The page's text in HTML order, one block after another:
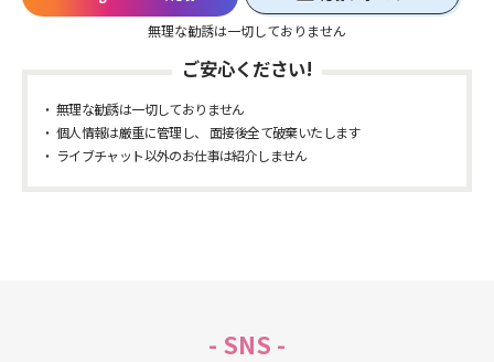
無理な勧誘は一切しておりません
ご安心ください!
無理な勧誘は一切しておりません
個人情報は厳重に管理し、 面接後全て破棄いたします
ライブチャット以外のお仕事は紹介しません
- SNS -